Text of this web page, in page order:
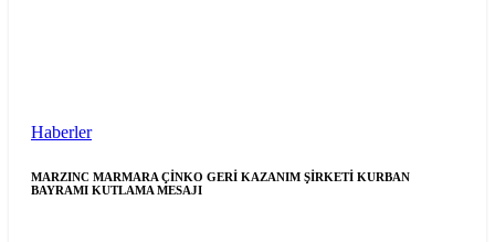
Haberler
MARZINC MARMARA ÇİNKO GERİ KAZANIM ŞİRKETİ KURBAN
BAYRAMI KUTLAMA MESAJI